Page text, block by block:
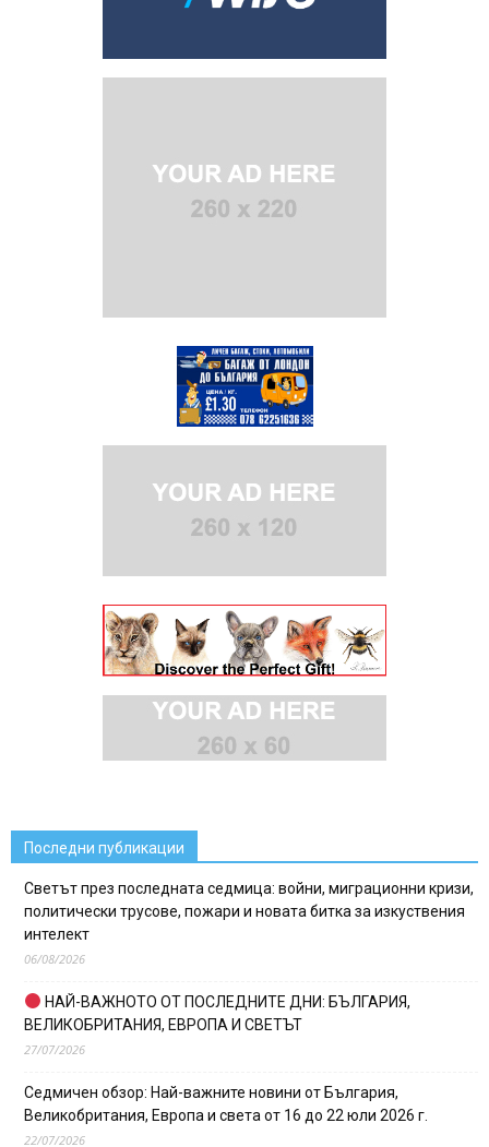
Последни публикации
Светът през последната седмица: войни, миграционни кризи,
политически трусове, пожари и новата битка за изкуствения
интелект
06/08/2026
НАЙ-ВАЖНОТО ОТ ПОСЛЕДНИТЕ ДНИ: БЪЛГАРИЯ,
ВЕЛИКОБРИТАНИЯ, ЕВРОПА И СВЕТЪТ
27/07/2026
Седмичен обзор: Най-важните новини от България,
Великобритания, Европа и света от 16 до 22 юли 2026 г.
22/07/2026